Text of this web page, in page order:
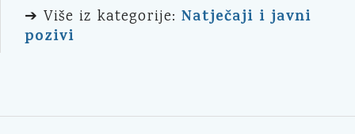
➔ Više iz kategorije: Natječaji i javni
pozivi